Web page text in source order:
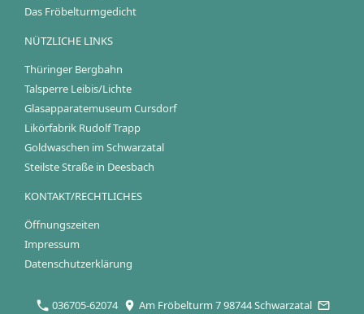
Das Fröbelturmgedicht
NÜTZLICHE LINKS
Thüringer Bergbahn
Talsperre Leibis/Lichte
Glasapparatemuseum Cursdorf
Likörfabrik Rudolf Trapp
Goldwaschen im Schwarzatal
Steilste Straße in Deesbach
KONTAKT/RECHTLICHES
Öffnungszeiten
Impressum
Datenschutzerklärung
036705-62074 Am Fröbelturm 7 98744 Schwarzatal